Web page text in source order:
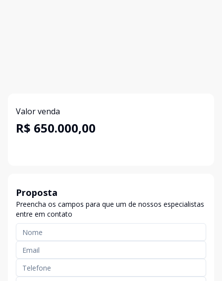
Valor venda
R$ 650.000,00
Proposta
Preencha os campos para que um de nossos especialistas
entre em contato